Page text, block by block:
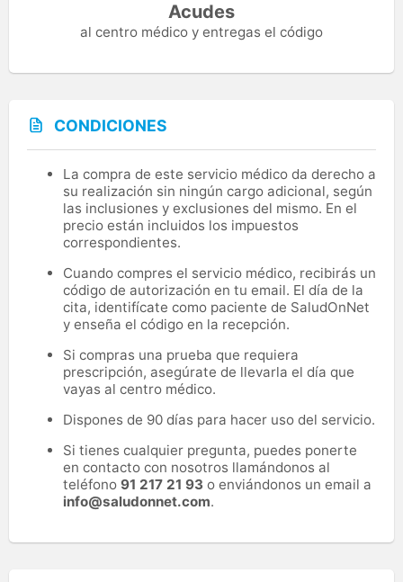
Acudes
al centro médico y entregas el código
CONDICIONES
La compra de este servicio médico da derecho a
su realización sin ningún cargo adicional, según
las inclusiones y exclusiones del mismo. En el
precio están incluidos los impuestos
correspondientes.
Cuando compres el servicio médico, recibirás un
código de autorización en tu email. El día de la
cita, identifícate como paciente de SaludOnNet
y enseña el código en la recepción.
Si compras una prueba que requiera
prescripción, asegúrate de llevarla el día que
vayas al centro médico.
Dispones de 90 días para hacer uso del servicio.
Si tienes cualquier pregunta, puedes ponerte
en contacto con nosotros llamándonos al
teléfono 91 217 21 93 o enviándonos un email a
info@saludonnet.com.